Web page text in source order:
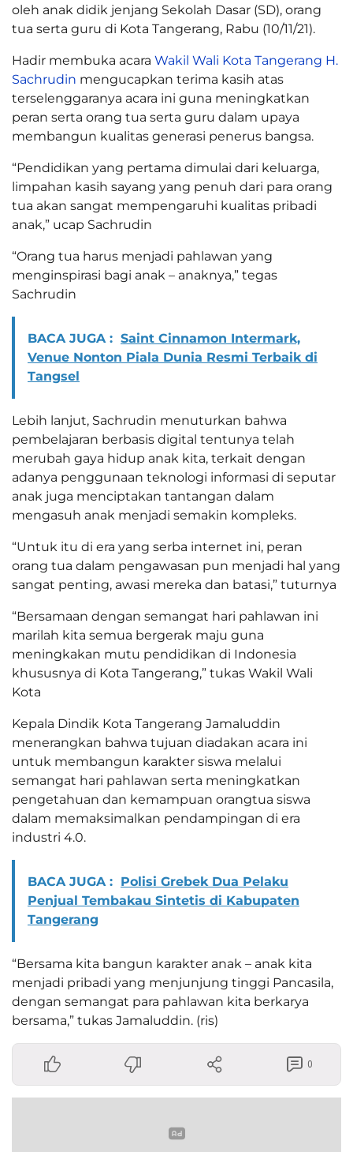
oleh anak didik jenjang Sekolah Dasar (SD), orang
tua serta guru di Kota Tangerang, Rabu (10/11/21).
Hadir membuka acara Wakil Wali Kota Tangerang H.
Sachrudin mengucapkan terima kasih atas
terselenggaranya acara ini guna meningkatkan
peran serta orang tua serta guru dalam upaya
membangun kualitas generasi penerus bangsa.
“Pendidikan yang pertama dimulai dari keluarga,
limpahan kasih sayang yang penuh dari para orang
tua akan sangat mempengaruhi kualitas pribadi
anak,” ucap Sachrudin
“Orang tua harus menjadi pahlawan yang
menginspirasi bagi anak – anaknya,” tegas
Sachrudin
BACA JUGA : Saint Cinnamon Intermark,
Venue Nonton Piala Dunia Resmi Terbaik di
Tangsel
Lebih lanjut, Sachrudin menuturkan bahwa
pembelajaran berbasis digital tentunya telah
merubah gaya hidup anak kita, terkait dengan
adanya penggunaan teknologi informasi di seputar
anak juga menciptakan tantangan dalam
mengasuh anak menjadi semakin kompleks.
“Untuk itu di era yang serba internet ini, peran
orang tua dalam pengawasan pun menjadi hal yang
sangat penting, awasi mereka dan batasi,” tuturnya
“Bersamaan dengan semangat hari pahlawan ini
marilah kita semua bergerak maju guna
meningkakan mutu pendidikan di Indonesia
khususnya di Kota Tangerang,” tukas Wakil Wali
Kota
Kepala Dindik Kota Tangerang Jamaluddin
menerangkan bahwa tujuan diadakan acara ini
untuk membangun karakter siswa melalui
semangat hari pahlawan serta meningkatkan
pengetahuan dan kemampuan orangtua siswa
dalam memaksimalkan pendampingan di era
industri 4.0.
BACA JUGA : Polisi Grebek Dua Pelaku
Penjual Tembakau Sintetis di Kabupaten
Tangerang
“Bersama kita bangun karakter anak – anak kita
menjadi pribadi yang menjunjung tinggi Pancasila,
dengan semangat para pahlawan kita berkarya
bersama,” tukas Jamaluddin. (ris)
0